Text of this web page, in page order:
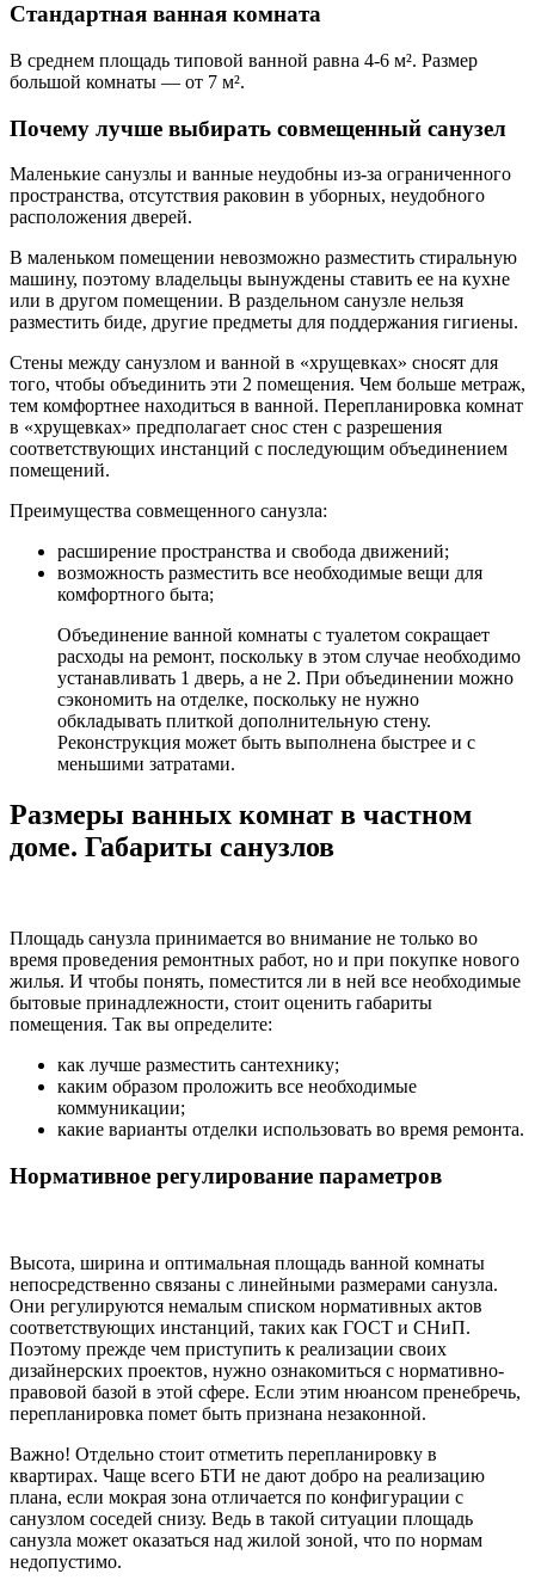
Стандартная ванная комната
В среднем площадь типовой ванной равна 4-6 м². Размер
большой комнаты — от 7 м².
Почему лучше выбирать совмещенный санузел
Маленькие санузлы и ванные неудобны из-за ограниченного
пространства, отсутствия раковин в уборных, неудобного
расположения дверей.
В маленьком помещении невозможно разместить стиральную
машину, поэтому владельцы вынуждены ставить ее на кухне
или в другом помещении. В раздельном санузле нельзя
разместить биде, другие предметы для поддержания гигиены.
Стены между санузлом и ванной в «хрущевках» сносят для
того, чтобы объединить эти 2 помещения. Чем больше метраж,
тем комфортнее находиться в ванной. Перепланировка комнат
в «хрущевках» предполагает снос стен с разрешения
соответствующих инстанций с последующим объединением
помещений.
Преимущества совмещенного санузла:
расширение пространства и свобода движений;
возможность разместить все необходимые вещи для
комфортного быта;
Объединение ванной комнаты с туалетом сокращает
расходы на ремонт, поскольку в этом случае необходимо
устанавливать 1 дверь, а не 2. При объединении можно
сэкономить на отделке, поскольку не нужно
обкладывать плиткой дополнительную стену.
Реконструкция может быть выполнена быстрее и с
меньшими затратами.
Размеры ванных комнат в частном
доме. Габариты санузлов
Площадь санузла принимается во внимание не только во
время проведения ремонтных работ, но и при покупке нового
жилья. И чтобы понять, поместится ли в ней все необходимые
бытовые принадлежности, стоит оценить габариты
помещения. Так вы определите:
как лучше разместить сантехнику;
каким образом проложить все необходимые
коммуникации;
какие варианты отделки использовать во время ремонта.
Нормативное регулирование параметров
Высота, ширина и оптимальная площадь ванной комнаты
непосредственно связаны с линейными размерами санузла.
Они регулируются немалым списком нормативных актов
соответствующих инстанций, таких как ГОСТ и СНиП.
Поэтому прежде чем приступить к реализации своих
дизайнерских проектов, нужно ознакомиться с нормативно-
правовой базой в этой сфере. Если этим нюансом пренебречь,
перепланировка помет быть признана незаконной.
Важно! Отдельно стоит отметить перепланировку в
квартирах. Чаще всего БТИ не дают добро на реализацию
плана, если мокрая зона отличается по конфигурации с
санузлом соседей снизу. Ведь в такой ситуации площадь
санузла может оказаться над жилой зоной, что по нормам
недопустимо.